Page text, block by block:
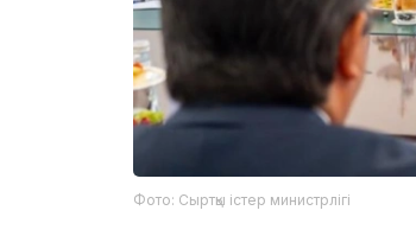
Фото: Сыртқы істер министрлігі